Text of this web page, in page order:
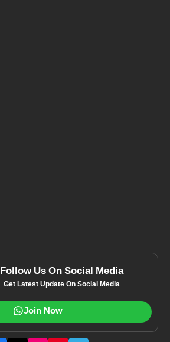
Follow Us On Social Media
Get Latest Update On Social Media
Join Now